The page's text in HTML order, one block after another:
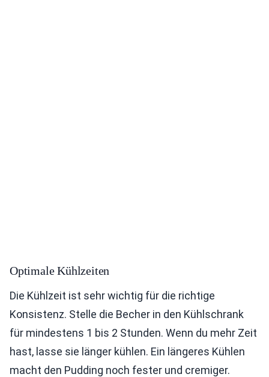
Optimale Kühlzeiten
Die Kühlzeit ist sehr wichtig für die richtige
Konsistenz. Stelle die Becher in den Kühlschrank
für mindestens 1 bis 2 Stunden. Wenn du mehr Zeit
hast, lasse sie länger kühlen. Ein längeres Kühlen
macht den Pudding noch fester und cremiger.